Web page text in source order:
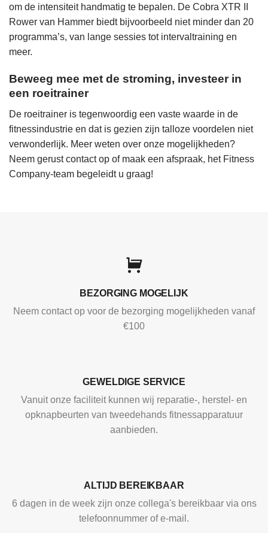
om de intensiteit handmatig te bepalen. De Cobra XTR II
Rower van Hammer biedt bijvoorbeeld niet minder dan 20
programma’s, van lange sessies tot intervaltraining en
meer.
Beweeg mee met de stroming, investeer in
een roeitrainer
De roeitrainer is tegenwoordig een vaste waarde in de
fitnessindustrie en dat is gezien zijn talloze voordelen niet
verwonderlijk. Meer weten over onze mogelijkheden?
Neem gerustcontact op of maak een afspraak, het Fitness
Company-team begeleidt u graag!
BEZORGING MOGELIJK
Neem contact op voor de bezorging mogelijkheden vanaf
€100
GEWELDIGE SERVICE
Vanuit onze faciliteit kunnen wij reparatie-, herstel- en
opknapbeurten van tweedehands fitnessapparatuur
aanbieden.
ALTIJD BEREIKBAAR
6 dagen in de week zijn onze collega's bereikbaar via ons
telefoonnummer of e-mail.